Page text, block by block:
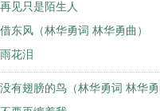
再见只是陌生人
借东风（林华勇词 林华勇曲）
雨花泪
没有翅膀的鸟（林华勇词 林华勇